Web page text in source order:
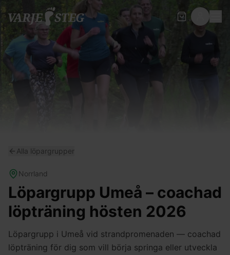
Alla löpargrupper
Norrland
Löpargrupp Umeå – coachad
löpträning hösten 2026
Löpargrupp i Umeå vid strandpromenaden — coachad
löpträning för dig som vill börja springa eller utveckla